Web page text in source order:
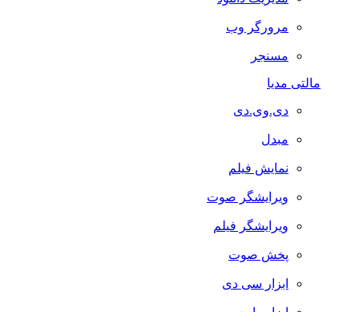
مرورگر وب
مسنجر
مالتی مدیا
دی.وی.دی
مبدل
نمایش فیلم
ویرایشگر صوت
ویرایشگر فیلم
پخش صوت
ابزار سی دی